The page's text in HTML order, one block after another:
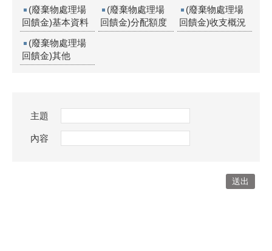
(廢棄物處理場
回饋金)基本資料
(廢棄物處理場
回饋金)分配額度
(廢棄物處理場
回饋金)收支概況
(廢棄物處理場
回饋金)其他
主題
內容